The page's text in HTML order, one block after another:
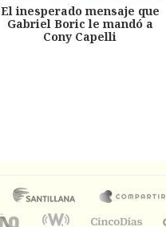
El inesperado mensaje que
Gabriel Boric le mandó a
Cony Capelli